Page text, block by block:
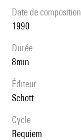
date de composition
1990
durée
8min
éditeur
Schott
Cycle
Requiem